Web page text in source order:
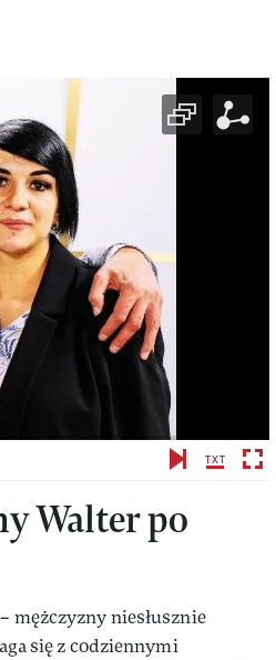
Walter po
mężczyzny niesłusznie
się z codziennymi